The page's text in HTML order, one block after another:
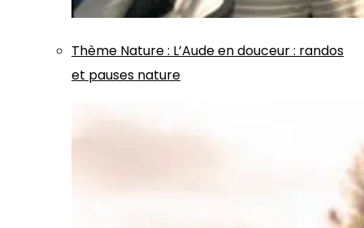
Thème Nature: L’Aude en douceur : randos
et pauses nature